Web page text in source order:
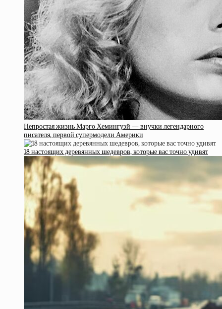
Непростая жизнь Марго Хемингуэй — внучки легендарного
писателя, первой супермодели Америки
18 настоящих деревянных шедевров, которые вас точно удивят